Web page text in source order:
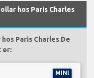
hos Paris Charles
Paris Charles De
er:
MINI